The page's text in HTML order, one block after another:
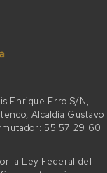
Enrique Erro S/N,
Alcaldía Gustavo
55 57 29 60
la Ley Federal del